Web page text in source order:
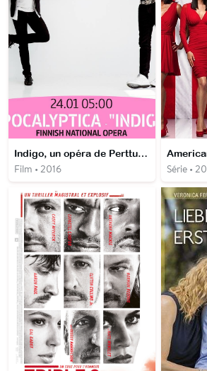
Indigo, un opéra de Perttu Kivilaakso et Eicca Toppinen
Film • 2016 Série •